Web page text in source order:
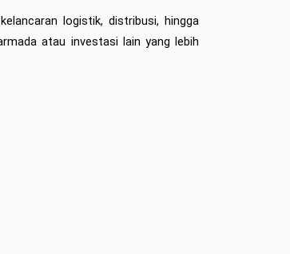
logistik, distribusi, hingga
atau investasi lain yang lebih